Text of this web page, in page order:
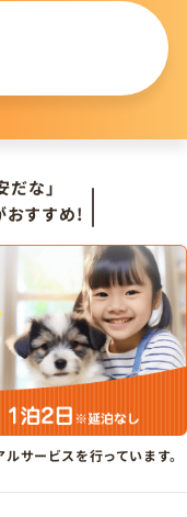
だな」
おすすめ!
サービスを行っています。